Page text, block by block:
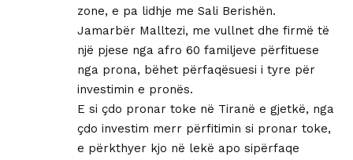
zone, e pa lidhje me Sali Berishën.
Jamarbër Malltezi, me vullnet dhe firmë të
një pjese nga afro 60 familjeve përfituese
nga prona, bëhet përfaqësuesi i tyre për
investimin e pronës.
E si çdo pronar toke në Tiranë e gjetkë, nga
çdo investim merr përfitimin si pronar toke,
e përkthyer kjo në lekë apo sipërfaqe